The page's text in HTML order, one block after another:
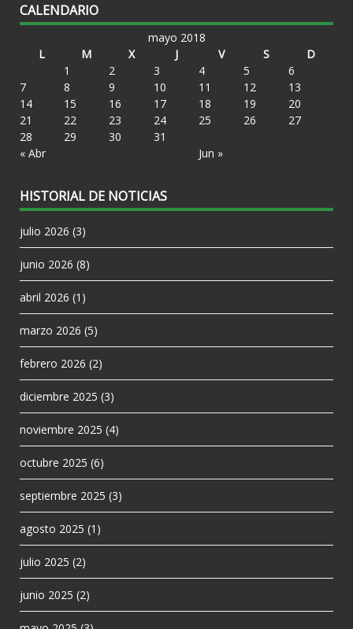
CALENDARIO
mayo 2018
L
M X J V S D
« Abr Jun »
1 2 3 4 5
6
7
8 9 10 11 12
13
14
15 16 17 18 19
20
21
22 23 24 25 26
27
28
29 30 31
HISTORIAL DE NOTICIAS
julio 2026 (3)
junio 2026 (8)
abril 2026 (1)
marzo 2026 (5)
febrero 2026 (2)
diciembre 2025 (3)
noviembre 2025 (4)
octubre 2025 (6)
septiembre 2025 (3)
agosto 2025 (1)
julio 2025 (2)
junio 2025 (2)